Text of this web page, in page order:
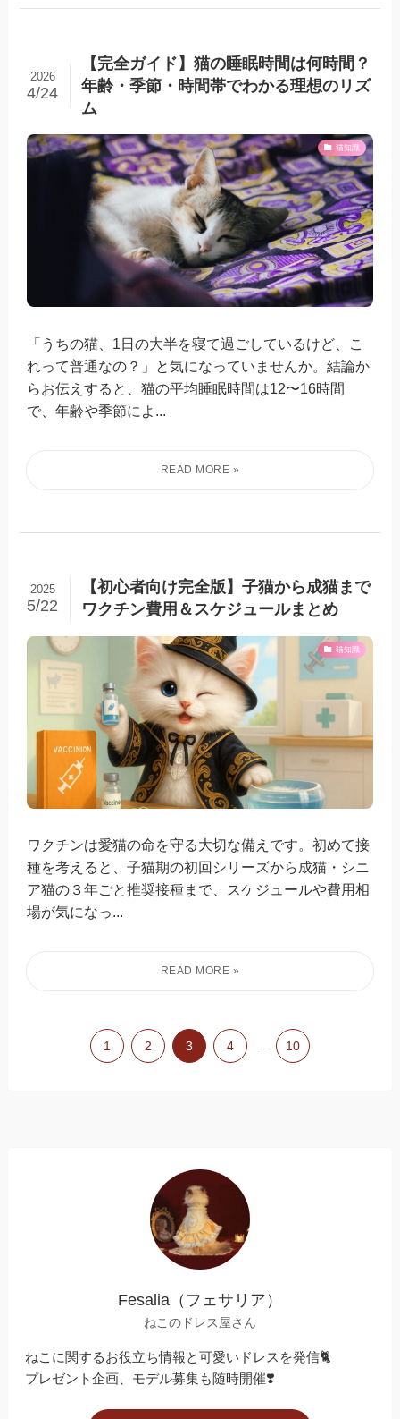
【完全ガイド】猫の睡眠時間は何時間？
年齢・季節・時間帯でわかる理想のリズ
ム
2026
4/24
猫知識
「うちの猫、1日の大半を寝て過ごしているけど、こ
れって普通なの？」と気になっていませんか。結論か
らお伝えすると、猫の平均睡眠時間は12〜16時間
で、年齢や季節によ...
【初心者向け完全版】子猫から成猫まで
ワクチン費用＆スケジュールまとめ
2025
5/22
猫知識
ワクチンは愛猫の命を守る大切な備えです。初めて接
種を考えると、子猫期の初回シリーズから成猫・シニ
ア猫の３年ごと推奨接種まで、スケジュールや費用相
場が気になっ...
1 2 3 4 ... 10
Fesalia（フェサリア）
ねこのドレス屋さん
ねこに関するお役立ち情報と可愛いドレスを発信🐈
プレゼント企画、モデル募集も随時開催❣️